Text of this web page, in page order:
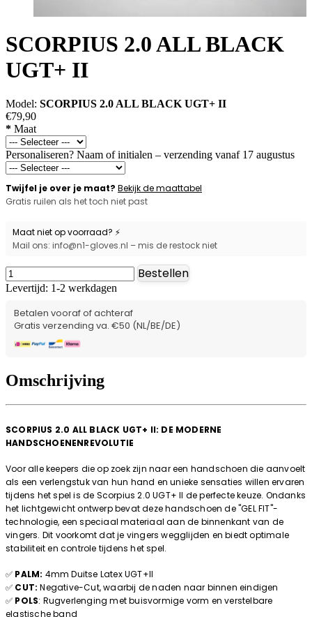
SCORPIUS 2.0 ALL BLACK
UGT+ II
Model: SCORPIUS 2.0 ALL BLACK UGT+ II
€79,90
* Maat
Personaliseren? Naam of initialen – verzending vanaf 17 augustus
Twijfel je over je maat? Bekijk de maattabel
Gratis ruilen als het toch niet past
Maat niet op voorraad? ⚡
Mail ons: info@n1-gloves.nl – mis de restock niet
Bestellen
Levertijd: 1-2 werkdagen
Betalen vooraf of achteraf
Gratis verzending va. €50 (NL/BE/DE)
Omschrijving
SCORPIUS 2.0 ALL BLACK UGT+ II: DE MODERNE
HANDSCHOENENREVOLUTIE
Voor alle keepers die op zoek zijn naar een handschoen die aanvoelt
als een verlengstuk van hun hand en unieke sensaties willen ervaren
tijdens het spel is de Scorpius 2.0 UGT+ II de perfecte keuze. Ondanks
het lichtgewicht ontwerp bevat deze handschoen de "GEL FIT"-
technologie, een speciaal materiaal aan de binnenkant van de
vingers. Dit voorkomt dat je vingers wegglijden en biedt optimale
stabiliteit en controle tijdens het spel.
✅ PALM: 4mm Duitse Latex UGT+II
✅ CUT:Negative-Cut, waarbij de naden naar binnen eindigen
✅ POLS: Rugverlenging met buisvormige vorm en verstelbare
elastische band